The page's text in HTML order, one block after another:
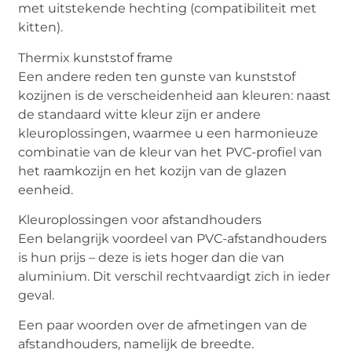
met uitstekende hechting (compatibiliteit met
kitten).
Thermix kunststof frame
Een andere reden ten gunste van kunststof
kozijnen is de verscheidenheid aan kleuren: naast
de standaard witte kleur zijn er andere
kleuroplossingen, waarmee u een harmonieuze
combinatie van de kleur van het PVC-profiel van
het raamkozijn en het kozijn van de glazen
eenheid.
Kleuroplossingen voor afstandhouders
Een belangrijk voordeel van PVC-afstandhouders
is hun prijs – deze is iets hoger dan die van
aluminium. Dit verschil rechtvaardigt zich in ieder
geval.
Een paar woorden over de afmetingen van de
afstandhouders, namelijk de breedte.